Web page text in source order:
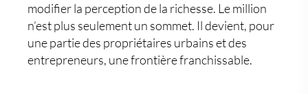
modifier la perception de la richesse. Le million
n’est plus seulement un sommet. Il devient, pour
une partie des propriétaires urbains et des
entrepreneurs, une frontière franchissable.